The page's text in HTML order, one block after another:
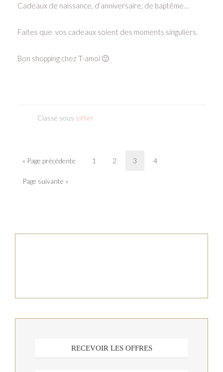
Cadeaux de naissance, d’anniversaire, de baptême…
Faites que vos cadeaux soient des moments singuliers.
Bon shopping chez T-amoi 🙂
Classé sous :other
« Page précédente 1 2 3 4
Page suivante »
RECEVOIR LES OFFRES